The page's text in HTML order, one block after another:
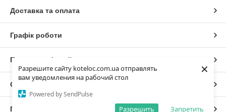
Разрешите сайту koteloc.com.ua отправлять
вам уведомления на рабочий стол
Powered by SendPulse
Запретить
Разрешить
×
Доставка та оплата
Графік роботи
Повна версія сайту
Сайт створено на маркетплейсі
Політика конфіденційності